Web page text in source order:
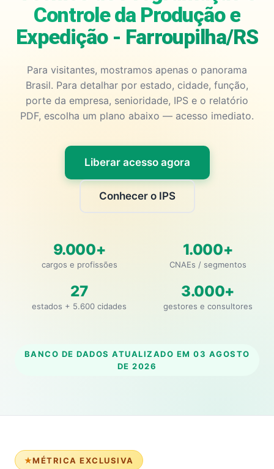
Controle da Produção e
Expedição - Farroupilha/RS
Para visitantes, mostramos apenas o panorama
Brasil. Para detalhar por estado, cidade, função,
porte da empresa, senioridade, IPS e o relatório
PDF, escolha um plano abaixo — acesso imediato.
Liberar acesso agora
Conhecer o IPS
9.000+
cargos e profissões
1.000+
CNAEs / segmentos
27
estados + 5.600 cidades
3.000+
gestores e consultores
BANCO DE DADOS ATUALIZADO EM 03 AGOSTO
DE 2026
MÉTRICA EXCLUSIVA